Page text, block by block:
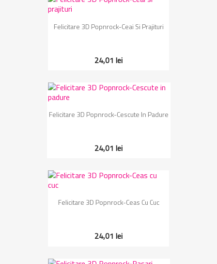
Felicitare 3D Popnrock-Ceai Si Prajituri
24,01 lei
Felicitare 3D Popnrock-Cescute In Padure
24,01 lei
Felicitare 3D Popnrock-Ceas Cu Cuc
24,01 lei